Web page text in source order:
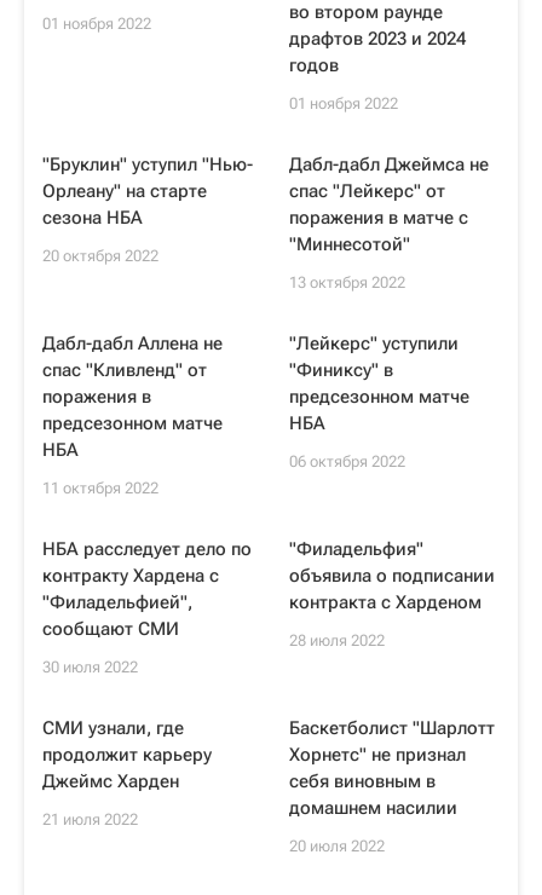
01 ноября 2022
во втором раунде
драфтов 2023 и 2024
годов
01 ноября 2022
"Бруклин" уступил "Нью-
Орлеану" на старте
сезона НБА
20 октября 2022
Дабл-дабл Джеймса не
спас "Лейкерс" от
поражения в матче с
"Миннесотой"
13 октября 2022
Дабл-дабл Аллена не
спас "Кливленд" от
поражения в
предсезонном матче
НБА
11 октября 2022
"Лейкерс" уступили
"Финиксу" в
предсезонном матче
НБА
06 октября 2022
НБА расследует дело по
контракту Хардена с
"Филадельфией",
сообщают СМИ
30 июля 2022
"Филадельфия"
объявила о подписании
контракта с Харденом
28 июля 2022
СМИ узнали, где
продолжит карьеру
Джеймс Харден
21 июля 2022
Баскетболист "Шарлотт
Хорнетс" не признал
себя виновным в
домашнем насилии
20 июля 2022